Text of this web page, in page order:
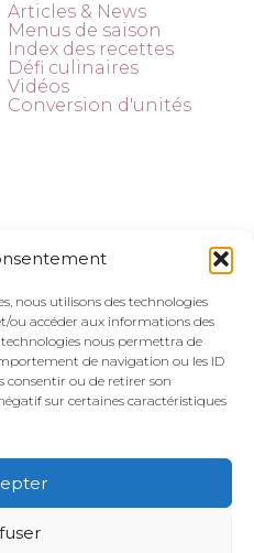
nous utilisons des technologies
ou accéder aux informations des
nous permettra de
de navigation ou les ID
consentir ou de retirer son
sur certaines caractéristiques
Articles & News
Menus de saison
Index des recettes
Défi culinaires
Vidéos
Conversion d'unités
Tous droits